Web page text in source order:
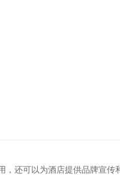
还可以为酒店提供品牌宣传